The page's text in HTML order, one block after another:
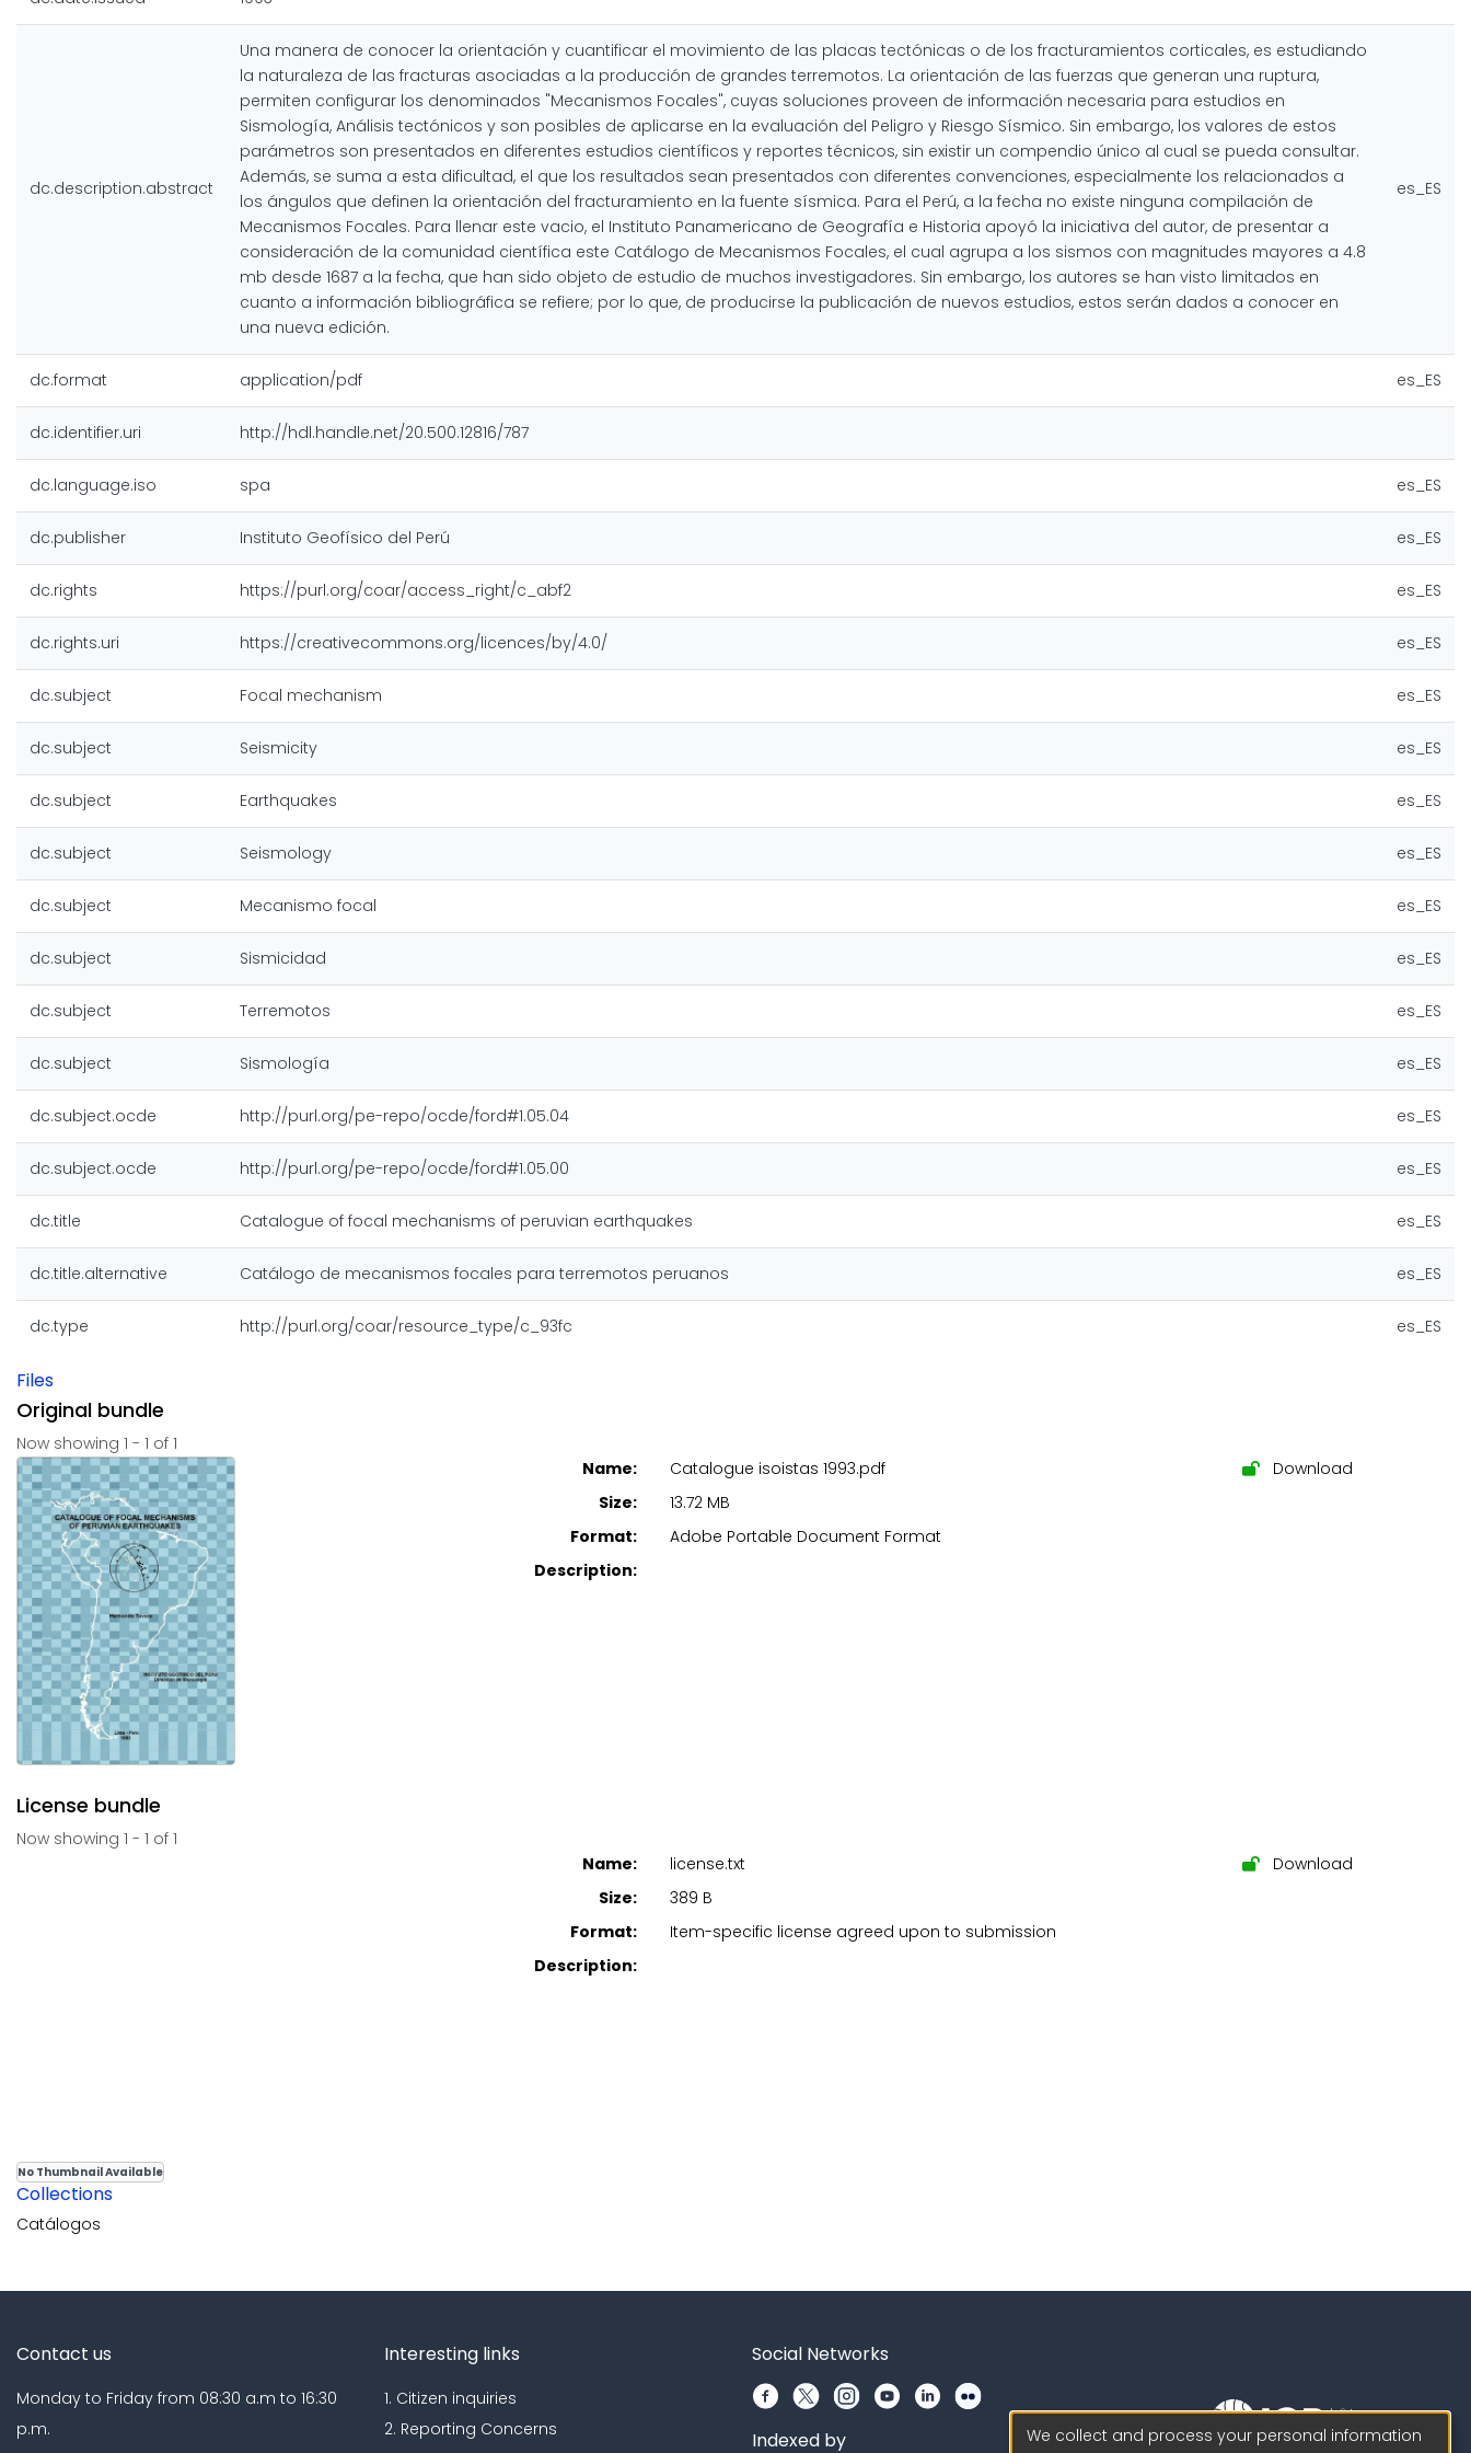
dc.description.abstract
Una manera de conocer la orientación y cuantificar el movimiento de las placas tectónicas o de los fracturamientos corticales, es estudiando
la naturaleza de las fracturas asociadas a la producción de grandes terremotos. La orientación de las fuerzas que generan una ruptura,
permiten configurar los denominados "Mecanismos Focales", cuyas soluciones proveen de información necesaria para estudios en
Sismología, Análisis tectónicos y son posibles de aplicarse en la evaluación del Peligro y Riesgo Sísmico. Sin embargo, los valores de estos
parámetros son presentados en diferentes estudios científicos y reportes técnicos, sin existir un compendio único al cual se pueda consultar.
Además, se suma a esta dificultad, el que los resultados sean presentados con diferentes convenciones, especialmente los relacionados a
los ángulos que definen la orientación del fracturamiento en la fuente sísmica. Para el Perú, a la fecha no existe ninguna compilación de
Mecanismos Focales. Para llenar este vacio, el Instituto Panamericano de Geografía e Historia apoyó la iniciativa del autor, de presentar a
consideración de la comunidad científica este Catálogo de Mecanismos Focales, el cual agrupa a los sismos con magnitudes mayores a 4.8
mb desde 1687 a la fecha, que han sido objeto de estudio de muchos investigadores. Sin embargo, los autores se han visto limitados en
cuanto a información bibliográfica se refiere; por lo que, de producirse la publicación de nuevos estudios, estos serán dados a conocer en
una nueva edición.
es_ES
dc.format application/pdf es_ES
dc.identifier.uri http://hdl.handle.net/20.500.12816/787
dc.language.iso spa es_ES
dc.publisher Instituto Geofísico del Perú es_ES
dc.rights https://purl.org/coar/access_right/c_abf2 es_ES
dc.rights.uri https://creativecommons.org/licences/by/4.0/ es_ES
dc.subject Focal mechanism es_ES
dc.subject Seismicity es_ES
dc.subject Earthquakes es_ES
dc.subject Seismology es_ES
dc.subject Mecanismo focal es_ES
dc.subject Sismicidad es_ES
dc.subject Terremotos es_ES
dc.subject Sismología es_ES
dc.subject.ocde http://purl.org/pe-repo/ocde/ford#1.05.04 es_ES
dc.subject.ocde http://purl.org/pe-repo/ocde/ford#1.05.00 es_ES
dc.title Catalogue of focal mechanisms of peruvian earthquakes es_ES
dc.title.alternative Catálogo de mecanismos focales para terremotos peruanos es_ES
dc.type http://purl.org/coar/resource_type/c_93fc es_ES
Files
Original bundle
Now showing 1 - 1 of 1
Name:
Catalogue isoistas 1993.pdf
Size:
13.72 MB
Format:
Adobe Portable Document Format
Description:
Download
License bundle
Now showing 1 - 1 of 1
No Thumbnail Available
Name:
license.txt
Size:
389 B
Format:
Item-specific license agreed upon to submission
Description:
Download
Collections
Catálogos
Contact us
Monday to Friday from 08:30 a.m to 16:30
p.m.
Interesting links
1. Citizen inquiries
2. Reporting Concerns
Social Networks
Indexed by
We collect and process your personal information